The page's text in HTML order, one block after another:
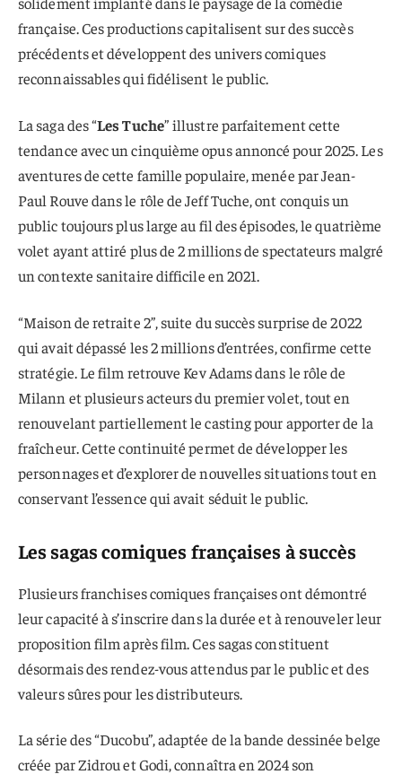
française. Ces productions capitalisent sur des succès
précédents et développent des univers comiques
reconnaissables qui fidélisent le public.
La saga des “Les Tuche” illustre parfaitement cette
tendance avec un cinquième opus annoncé pour 2025. Les
aventures de cette famille populaire, menée par Jean-
Paul Rouve dans le rôle de Jeff Tuche, ont conquis un
public toujours plus large au fil des épisodes, le quatrième
volet ayant attiré plus de 2 millions de spectateurs malgré
un contexte sanitaire difficile en 2021.
“Maison de retraite 2”, suite du succès surprise de 2022
qui avait dépassé les 2 millions d’entrées, confirme cette
stratégie. Le film retrouve Kev Adams dans le rôle de
Milann et plusieurs acteurs du premier volet, tout en
renouvelant partiellement le casting pour apporter de la
fraîcheur. Cette continuité permet de développer les
personnages et d’explorer de nouvelles situations tout en
conservant l’essence qui avait séduit le public.
Les sagas comiques françaises à succès
Plusieurs franchises comiques françaises ont démontré
leur capacité à s’inscrire dans la durée et à renouveler leur
proposition film après film. Ces sagas constituent
désormais des rendez-vous attendus par le public et des
valeurs sûres pour les distributeurs.
La série des “Ducobu”, adaptée de la bande dessinée belge
créée par Zidrou et Godi, connaîtra en 2024 son